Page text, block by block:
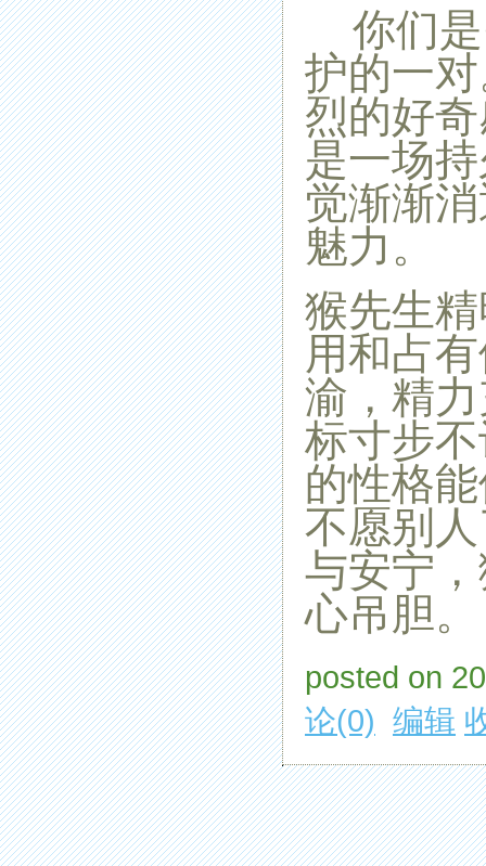
你们是
护的一
烈的好
是一场
觉渐渐
魅力。
猴先生
用和占
渝，精
标寸步
的性格
不愿别
与安宁
心吊胆。
posted on
论(0) 编辑